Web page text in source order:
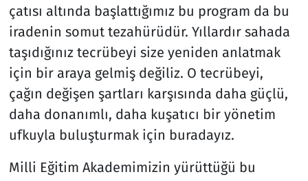
çatısı altında başlattığımız bu program da bu
iradenin somut tezahürüdür. Yıllardır sahada
taşıdığınız tecrübeyi size yeniden anlatmak
için bir araya gelmiş değiliz. O tecrübeyi,
çağın değişen şartları karşısında daha güçlü,
daha donanımlı, daha kuşatıcı bir yönetim
ufkuyla buluşturmak için buradayız.
Milli Eğitim Akademimizin yürüttüğü bu